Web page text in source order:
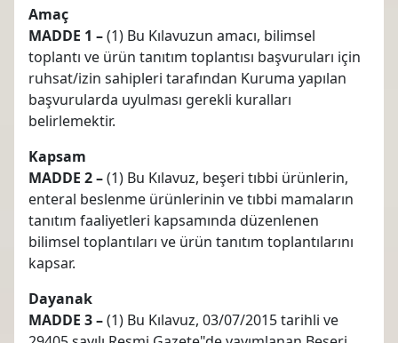
Amaç
MADDE 1 –(1) Bu Kılavuzun amacı, bilimsel
toplantı ve ürün tanıtım toplantısı başvuruları için
ruhsat/izin sahipleri tarafından Kuruma yapılan
başvurularda uyulması gerekli kuralları
belirlemektir.
Kapsam
MADDE 2 –(1) Bu Kılavuz, beşeri tıbbi ürünlerin,
enteral beslenme ürünlerinin ve tıbbi mamaların
tanıtım faaliyetleri kapsamında düzenlenen
bilimsel toplantıları ve ürün tanıtım toplantılarını
kapsar.
Dayanak
MADDE 3 –(1) Bu Kılavuz, 03/07/2015 tarihli ve